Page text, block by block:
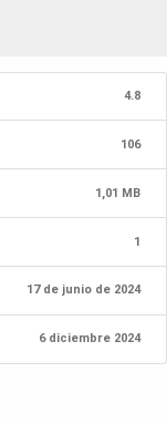
4.8
106
1,01 MB
1
17 de junio de 2024
6 diciembre 2024